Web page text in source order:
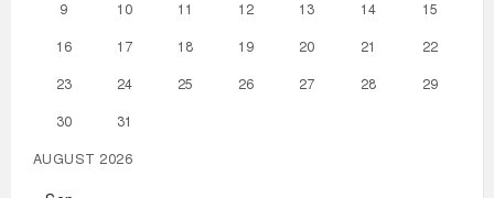
AUGUST 2026
9 10 11 12 13 14 15
16 17 18 19 20 21 22
23 24 25 26 27 28 29
30 31